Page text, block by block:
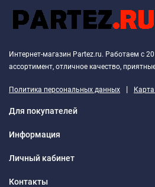
Интернет-магазин Partez.ru. Работаем с
ассортимент, отличное качество,
Политика персональных данных |
Для покупателей
Информация
Личный кабинет
Контакты